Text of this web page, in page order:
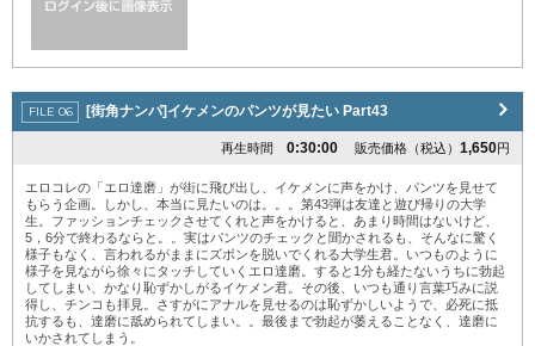
[街角ナンパ]イケメンのパンツが見たい Part43
再生時間 0:30:00 販売価格（税込） 1,650円
エロコレの「エロ達磨」が街に飛び出し、イケメンに声をかけ、パンツを見せて
もらう企画。しかし、本当に見たいのは。。。第43弾は友達と遊び帰りの大学
生。ファッションチェックさせてくれと声をかけると、あまり時間はないけど、
5，6分で終わるならと。。実はパンツのチェックと聞かされるも、そんなに驚く
様子もなく、言われるがままにズボンを脱いでくれる大学生君。いつものように
様子を見ながら徐々にタッチしていくエロ達磨。すると1分も経たないうちに勃起
してしまい、かなり恥ずかしがるイケメン君。その後、いつも通り言葉巧みに説
得し、チンコも拝見。さすがにアナルを見せるのは恥ずかしいようで、必死に抵
抗するも、達磨に舐められてしまい。。最後まで勃起が萎えることなく、達磨に
いかされてしまう。